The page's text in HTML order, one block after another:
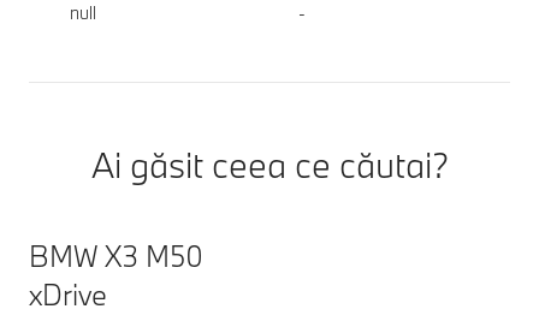
null -
Ai găsit ceea ce căutai?
BMW X3 M50
xDrive